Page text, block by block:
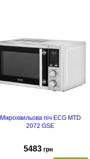
Мікрохвильова піч ECG MTD
2072 GSE
5483 грн